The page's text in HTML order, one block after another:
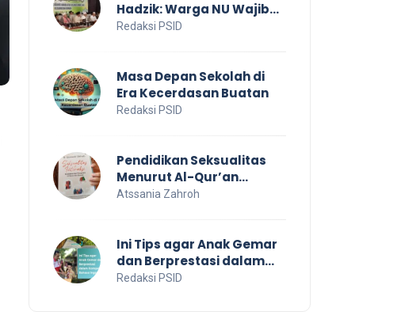
Hadzik: Warga NU Wajib
Jaga NKRI
Redaksi PSID
Masa Depan Sekolah di
Era Kecerdasan Buatan
Redaksi PSID
Pendidikan Seksualitas
Menurut Al-Qur’an
Sebagai Pendidikan
Atssania Zahroh
Ini Tips agar Anak Gemar
dan Berprestasi dalam
Kompetisi Bahasa Inggris
Redaksi PSID